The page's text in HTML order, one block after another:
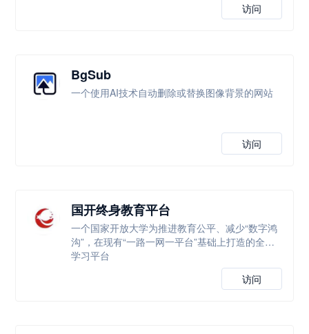
访问
BgSub
一个使用AI技术自动删除或替换图像背景的网站
访问
国开终身教育平台
一个国家开放大学为推进教育公平、减少“数字鸿
沟”，在现有“一路一网一平台”基础上打造的全新
学习平台
访问